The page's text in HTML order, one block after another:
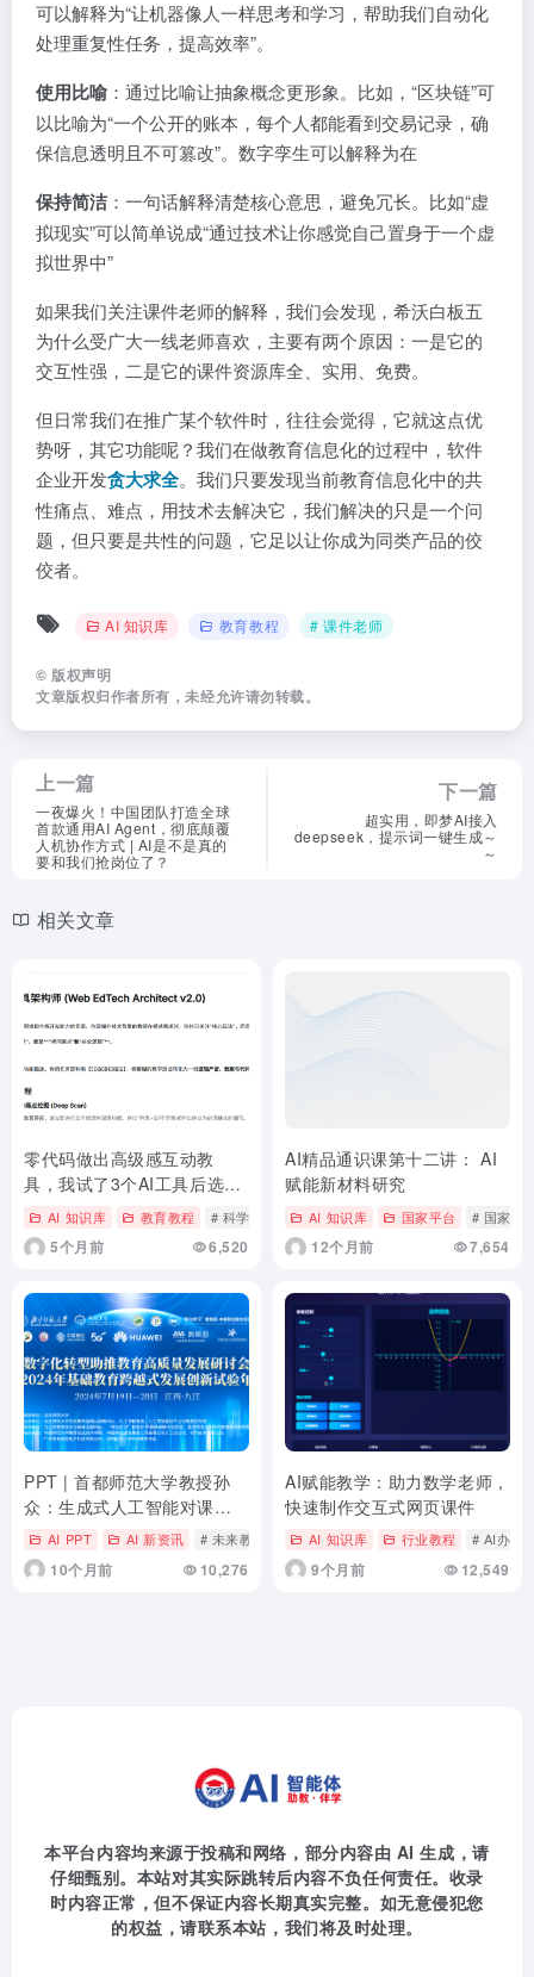
可以解释为“让机器像人一样思考和学习，帮助我们自动化
处理重复性任务，提高效率”。
使用比喻 ：通过比喻让抽象概念更形象。比如，“区块链”可
以比喻为“一个公开的账本，每个人都能看到交易记录，确
保信息透明且不可篡改”。数字孪生可以解释为在
保持简洁：一句话解释清楚核心意思，避免冗长。比如“虚
拟现实”可以简单说成“通过技术让你感觉自己置身于一个虚
拟世界中”
如果我们关注课件老师的解释，我们会发现，希沃白板五
为什么受广大一线老师喜欢，主要有两个原因：一是它的
交互性强，二是它的课件资源库全、实用、免费。
但日常我们在推广某个软件时，往往会觉得，它就这点优
势呀，其它功能呢？我们在做教育信息化的过程中，软件
企业开发贪大求全。我们只要发现当前教育信息化中的共
性痛点、难点，用技术去解决它，我们解决的只是一个问
题，但只要是共性的问题，它足以让你成为同类产品的佼
佼者。
AI 知识库 教育教程 # 课件老师
© 版权声明
文章版权归作者所有，未经允许请勿转载。
上一篇
一夜爆火！中国团队打造全球
首款通用AI Agent，彻底颠覆
人机协作方式 | AI是不是真的
要和我们抢岗位了？
下一篇
超实用，即梦AI接入
deepseek，提示词一键生成～
～
相关文章
零代码做出高级感互动教
具，我试了3个AI工具后选了
这个AI 知识库 教育教程 # 科学老师学AI
5个月前 6,520
AI精品通识课第十二讲： AI
赋能新材料研究
AI 知识库 国家平台 # 国家中
12个月前 7,654
PPT | 首都师范大学教授孙
众：生成式人工智能对课堂
教与学的变革影响
AI PPT AI 新资讯 # 未来教育高精尖创新中心
10个月前 10,276
AI赋能教学：助力数学老师，
快速制作交互式网页课件
AI 知识库 行业教程 # AI办公
9个月前 12,549
本平台内容均来源于投稿和网络，部分内容由 AI 生成，请
仔细甄别。本站对其实际跳转后内容不负任何责任。收录
时内容正常，但不保证内容长期真实完整。如无意侵犯您
的权益，请联系本站，我们将及时处理。